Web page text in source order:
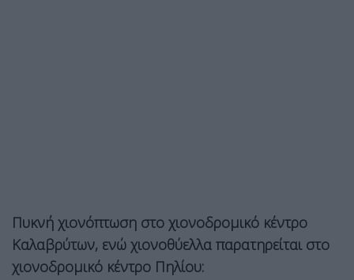
Πυκνή χιονόπτωση στο χιονοδρομικό κέντρο
Καλαβρύτων, ενώ χιονοθύελλα παρατηρείται στο
χιονοδρομικό κέντρο Πηλίου: